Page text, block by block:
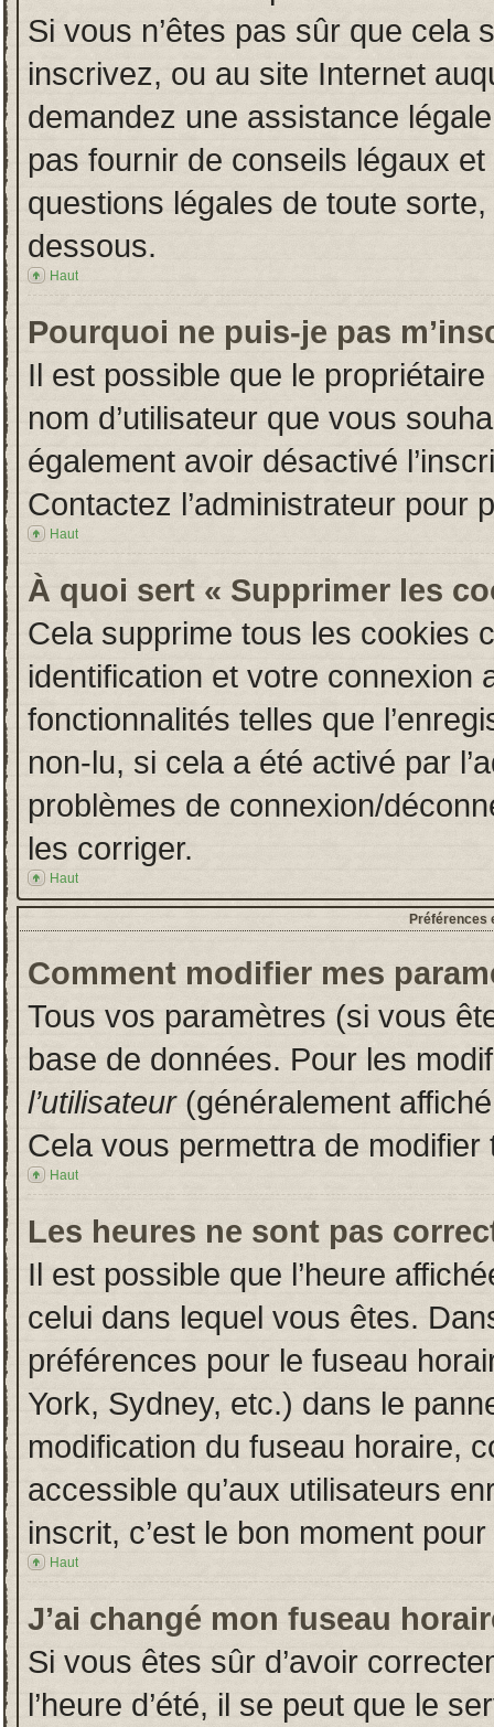
Si vous n’êtes pas sûr que cela
inscrivez, ou au site Internet
demandez une assistance
pas fournir de conseils légaux
questions légales de toute
dessous.
Haut
Pourquoi ne puis-je pas
Il est possible que le
nom d’utilisateur que vous
également avoir désactivé
Contactez l’administrateur pour
Haut
À quoi sert « Supprimer les
Cela supprime tous les cookies
identification et votre connexion
fonctionnalités telles que
non-lu, si cela a été activé par
problèmes de connexion/
les corriger.
Haut
Préférences
Comment modifier mes
Tous vos paramètres (si vous
base de données. Pour les
l’utilisateur(généralement
Cela vous permettra de
Haut
Les heures ne sont pas
Il est possible que l’heure
celui dans lequel vous êtes.
préférences pour le fuseau
York, Sydney, etc.) dans le
modification du fuseau horaire,
accessible qu’aux utilisateurs
inscrit, c’est le bon moment
Haut
J’ai changé mon fuseau
Si vous êtes sûr d’avoir
l’heure d’été, il se peut que le